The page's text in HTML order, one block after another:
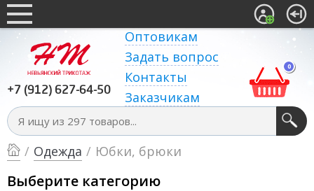
+7 (912) 627-64-50
Оптовикам
Задать вопрос
Контакты
Заказчикам
0
/ Одежда / Юбки, брюки
Выберите категорию